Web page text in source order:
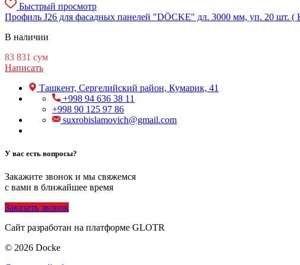
Быстрый просмотр
Профиль J26 для фасадных панелей "DÖCKE" дл. 3000 мм, уп. 20 шт. (
В наличии
83 831 сум
Написать
Ташкент, Сергелийский район, Кумарик, 41
+998 94 636 38 11
+998 90 125 97 86
suxrobislamovich@gmail.com
У вас есть вопросы?
Закажите звонок и мы свяжемся
с вами в ближайшее время
Заказать звонок
Сайт разработан на платформе GLOTR
© 2026 Docke